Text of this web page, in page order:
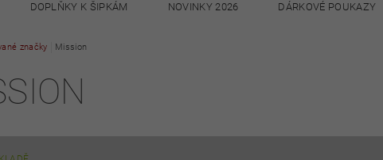
DOPLŇKY K ŠIPKÁM NOVINKY 2026 DÁRKOVÉ POUKAZY
NOVINKY 2025
značky Mission